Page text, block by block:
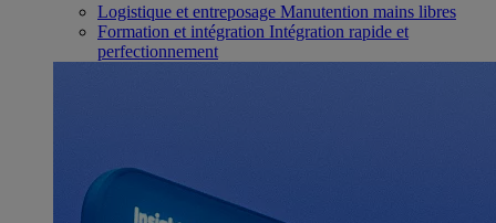
Logistique et entreposage Manutention mains libres
Formation et intégration Intégration rapide et
perfectionnement